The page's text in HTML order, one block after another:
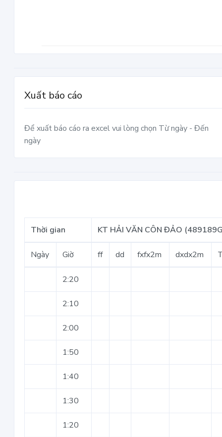
Xuất báo cáo
Để xuất báo cáo ra excel vui lòng chọn Từ ngày - Đến
ngày
Thời gian KT HẢI VĂN CÔN ĐẢO
Ngày Giờ ff dd fxfx2m dxdx2m
2:20
2:10
2:00
1:50
1:40
1:30
1:20